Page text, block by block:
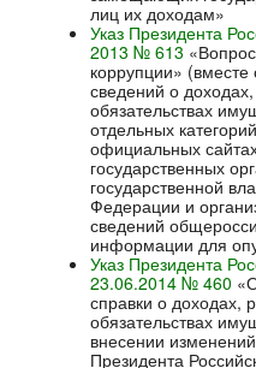
лиц их доходам»
Указ Президента
2013 № 613
коррупции»
сведений о
обязательствах
отдельных
официальных
государственных
государственной
Федерации и
сведений
информации для
Указ Президента
23.06.2014 № 460
справки о доходах,
обязательствах
внесении
Президента